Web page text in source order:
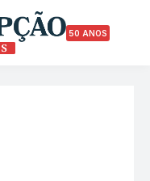
50 ANOS